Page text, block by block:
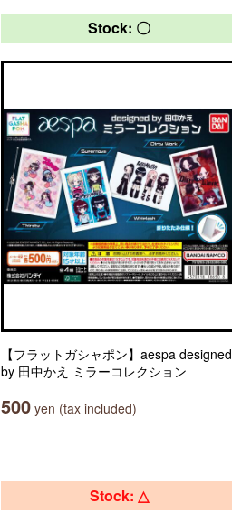
Stock: 〇
【フラットガシャポン】aespa designed
by 田中かえ ミラーコレクション
500 yen (tax included)
Stock: △